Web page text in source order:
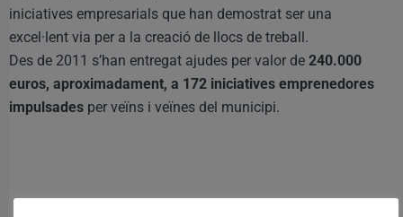
iniciatives empresarials que han demostrat ser una
excel·lent via per a la creació de llocs de treball.
Des de 2011 s’han entregat ajudes per valor de 240.000
euros, aproximadament, a 172 iniciatives emprenedores
impulsades per veïns i veïnes del municipi.